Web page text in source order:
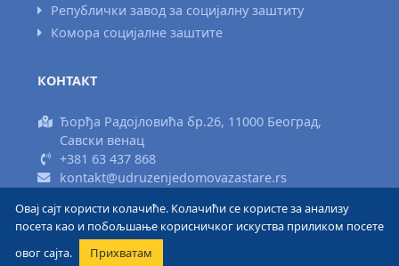
Републички завод за социјалну заштиту
Комора социјалне заштите
КОНТАКТ
Ђорђа Радојловића бр.26, 11000 Београд,
Савски венац
+381 63 437 868
kontakt@udruzenjedomovazastare.rs
Израда сајта www.areadizajn.com
Овај сајт користи колачиће. Колачићи се користе за анализу
посета као и побољшање корисничког искуства приликом посете
овог сајта.
Прихватам